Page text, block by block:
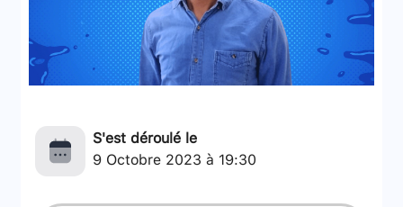
S'est déroulé le
9 Octobre 2023 à 19:30